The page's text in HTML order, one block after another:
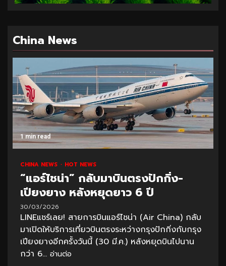
China News
1 min read
CHINA NEWS HOT NEWS
“แอร์ไชน่า” กลับมาบินตรงปักกิ่ง-
เปียงยาง หลังหยุดยาว 6 ปี
30/03/2026
LINEแชร์เลย! สายการบินแอร์ไชน่า (Air China) กลับ
มาเปิดให้บริการเที่ยวบินตรงระหว่างกรุงปักกิ่งกับกรุง
เปียงยางอีกครั้งวันนี้ (30 มี.ค.) หลังหยุดบินไปนาน
กว่า 6... อ่านต่อ